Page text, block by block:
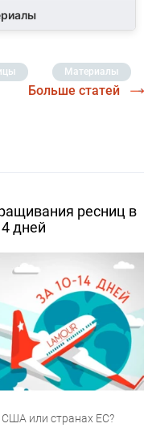
Материалы
Больше статей
ресниц в
дней
или странах ЕС?